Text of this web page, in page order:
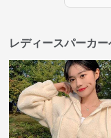
レディースパーカ